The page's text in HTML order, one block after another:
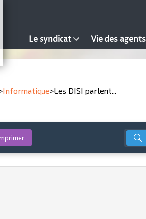
Le syndicat Vie des agents
>Informatique>Les DISI parlent...